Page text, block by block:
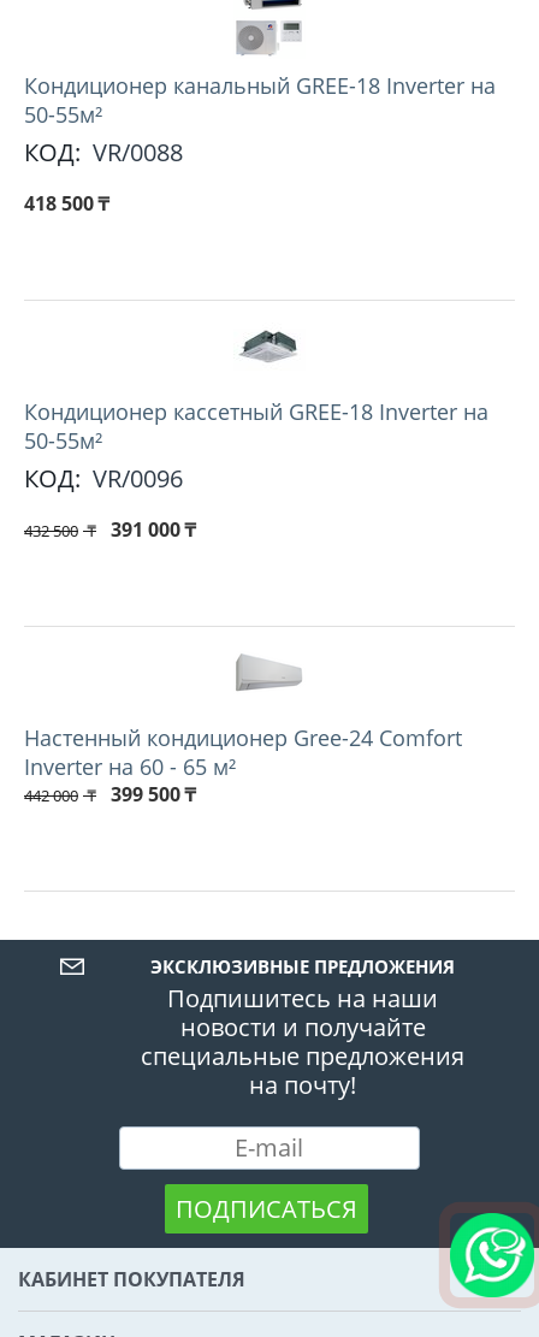
Кондиционер канальный GREE-18 Inverter на
50-55м²
КОД: VR/0088
418 500₸
Кондиционер кассетный GREE-18 Inverter на
50-55м²
КОД: VR/0096
432 500 ₸ 391 000₸
Настенный кондиционер Gree-24 Comfort
Inverter на 60 - 65 м²
442 000 ₸ 399 500₸
ЭКСКЛЮЗИВНЫЕ ПРЕДЛОЖЕНИЯ
Подпишитесь на наши
новости и получайте
специальные предложения
на почту!
ПОДПИСАТЬСЯ
КАБИНЕТ ПОКУПАТЕЛЯ